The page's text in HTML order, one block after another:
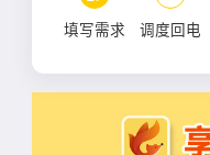
填写需求 调度回电